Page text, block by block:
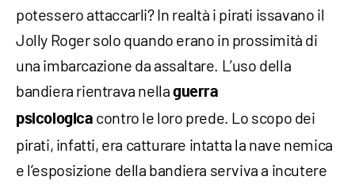
potessero attaccarli? In realtà i pirati issavano il
Jolly Roger solo quando erano in prossimità di
una imbarcazione da assaltare. L’uso della
bandiera rientrava nellaguerra
psicologica contro le loro prede. Lo scopo dei
pirati, infatti, era catturare intatta la nave nemica
e l’esposizione della bandiera serviva a incutere